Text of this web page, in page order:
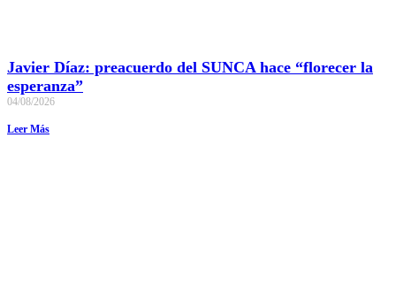
Javier Díaz: preacuerdo del SUNCA hace “florecer la
esperanza”
04/08/2026
Leer Más